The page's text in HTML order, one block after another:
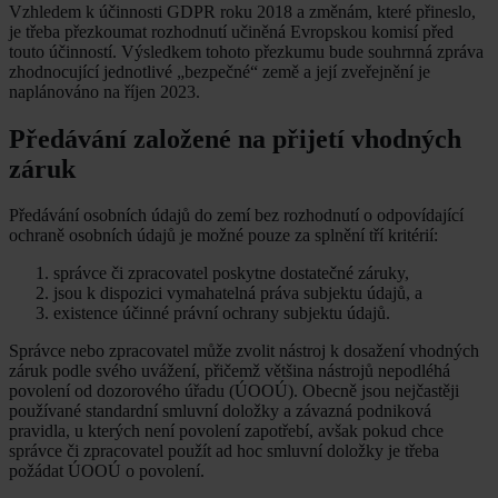
Vzhledem k účinnosti GDPR roku 2018 a změnám, které přineslo,
je třeba přezkoumat rozhodnutí učiněná Evropskou komisí před
touto účinností. Výsledkem tohoto přezkumu bude souhrnná zpráva
zhodnocující jednotlivé „bezpečné“ země a její zveřejnění je
naplánováno na říjen 2023.
Předávání založené na přijetí vhodných
záruk
Předávání osobních údajů do zemí bez rozhodnutí o odpovídající
ochraně osobních údajů je možné pouze za splnění tří kritérií:
správce či zpracovatel poskytne dostatečné záruky,
jsou k dispozici vymahatelná práva subjektu údajů, a
existence účinné právní ochrany subjektu údajů.
Správce nebo zpracovatel může zvolit nástroj k dosažení vhodných
záruk podle svého uvážení, přičemž většina nástrojů nepodléhá
povolení od dozorového úřadu (ÚOOÚ). Obecně jsou nejčastěji
používané standardní smluvní doložky a závazná podniková
pravidla, u kterých není povolení zapotřebí, avšak pokud chce
správce či zpracovatel použít ad hoc smluvní doložky je třeba
požádat ÚOOÚ o povolení.